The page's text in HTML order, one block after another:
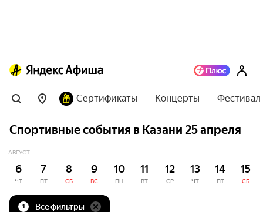
Сертификаты Концерты
Спортивные события в Казани 25 апреля
АВГУСТ
6
ЧТ
7
ПТ
8
СБ
9
ВС
10
ПН
11
ВТ
12
СР
13
ЧТ
14
ПТ
15
СБ
1 Все фильтры